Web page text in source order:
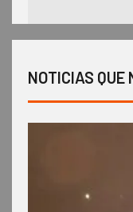
NOTICIAS QUE